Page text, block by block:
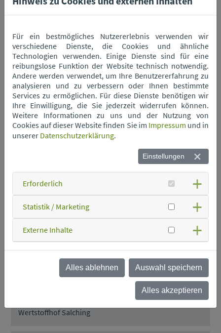
Wertstoffhof Neukirchen
Wertstoffhof Niederwinkling
Wertstoffhof Oberschneiding
Wertstoffhof Perkam
Wertstoffhof Rain
Wertstoffhof Rattenberg
Wertstoffhof Rattiszell
Wertstoffhof Salching
Für ein bestmögliches Nutzererlebnis verwenden wir
verschiedene Dienste, die Cookies und ähnliche
Technologien verwenden. Einige Dienste sind für eine
reibungslose Funktion der Website technisch notwendig.
Andere werden verwendet, um Ihre Benutzererfahrung zu
analysieren und zu verbessern oder Ihnen bestimmte
Services zu ermöglichen. Für diese Dienste benötigen wir
Ihre Einwilligung, die Sie jederzeit widerrufen können.
Weitere Informationen zu uns und der Nutzung von
Cookies auf dieser Website finden Sie im Impressum und in
unserer Datenschutzerklärung.
Einstellungen
Erforderlich
Statistik / Marketing
Externe Inhalte
Alles ablehnen Auswahl speichern
Alles akzeptieren